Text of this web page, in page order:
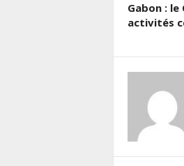
Gabon : le
activités